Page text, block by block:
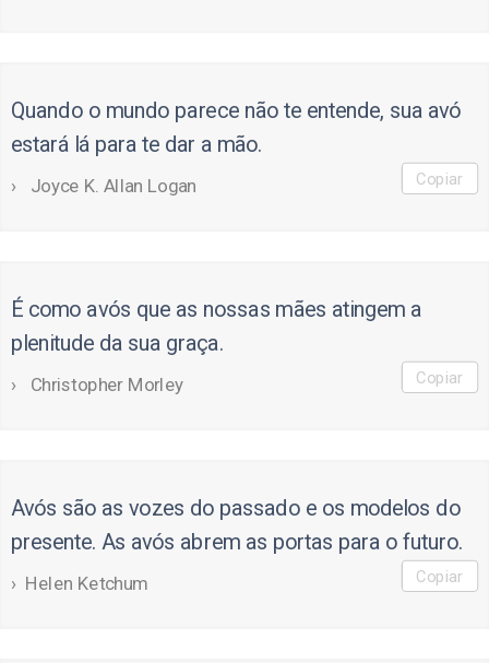
Quando o mundo parece não te entende, sua avó
estará lá para te dar a mão.
Joyce K. Allan Logan Copiar
É como avós que as nossas mães atingem a
plenitude da sua graça.
Christopher Morley Copiar
Avós são as vozes do passado e os modelos do
presente. As avós abrem as portas para o futuro.
Helen Ketchum Copiar